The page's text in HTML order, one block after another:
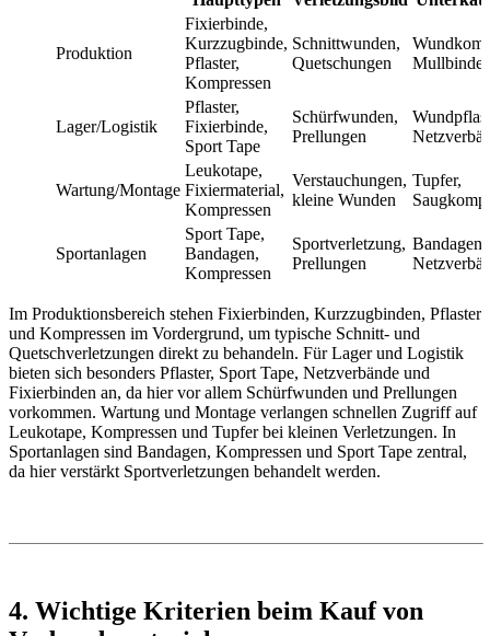
Produktion
Fixierbinde,
Kurzzugbinde,
Pflaster,
Kompressen
Schnittwunden,
Quetschungen
Lager/Logistik
Pflaster,
Fixierbinde,
Sport Tape
Schürfwunden,
Prellungen
Wartung/Montage
Leukotape,
Fixiermaterial,
Kompressen
Verstauchungen,
kleine Wunden
Tupfer,
Sportanlagen
Sport Tape,
Bandagen,
Kompressen
Sportverletzung,
Prellungen
Bandagen,
Im Produktionsbereich stehen Fixierbinden, Kurzzugbinden, Pflaster
und Kompressen im Vordergrund, um typische Schnitt- und
Quetschverletzungen direkt zu behandeln. Für Lager und Logistik
bieten sich besonders Pflaster, Sport Tape, Netzverbände und
Fixierbinden an, da hier vor allem Schürfwunden und Prellungen
vorkommen. Wartung und Montage verlangen schnellen Zugriff auf
Leukotape, Kompressen und Tupfer bei kleinen Verletzungen. In
Sportanlagen sind Bandagen, Kompressen und Sport Tape zentral,
da hier verstärkt Sportverletzungen behandelt werden.
4. Wichtige Kriterien beim Kauf von